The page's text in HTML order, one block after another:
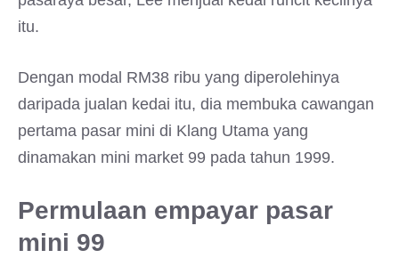
itu.
Dengan modal RM38 ribu yang diperolehinya
daripada jualan kedai itu, dia membuka cawangan
pertama pasar mini di Klang Utama yang
dinamakan mini market 99 pada tahun 1999.
Permulaan empayar pasar
mini 99